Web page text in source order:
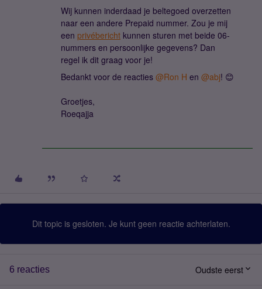
Wij kunnen inderdaad je beltegoed overzetten
naar een andere Prepaid nummer. Zou je mij
een privébericht kunnen sturen met beide 06-
nummers en persoonlijke gegevens? Dan
regel ik dit graag voor je!
Bedankt voor de reacties @Ron H en @abj! 😊
Groetjes,
Roeqajja
Dit topic is gesloten. Je kunt geen reactie achterlaten.
6 reacties Oudste eerst